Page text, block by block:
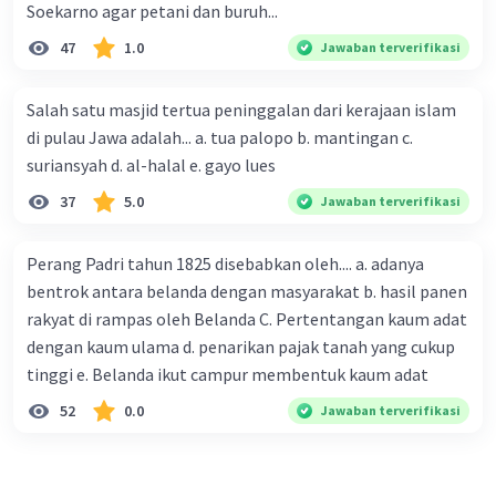
Iklan
28 September 2023 23:39
Jawaban terverifikasi
baik yang muda, hingga kalangan dewasa. Adanya
ketidaksetaraan ekonomi dapat menyebabkan
terjadinya korupsi, karena kurangnya kesadaran akan
etika dan moral juga dapat menuebabkan korupsi
merajalela.
Beri Rating · 0.0( ) Balas
Soekarno agar petani dan buruh...
47 1.0 Jawaban terverifikasi
Salah satu masjid tertua peninggalan dari kerajaan islam
di pulau Jawa adalah... a. tua palopo b. mantingan c.
suriansyah d. al-halal e. gayo lues
37 5.0 Jawaban terverifikasi
Perang Padri tahun 1825 disebabkan oleh.... a. adanya
bentrok antara belanda dengan masyarakat b. hasil panen
rakyat di rampas oleh Belanda C. Pertentangan kaum adat
dengan kaum ulama d. penarikan pajak tanah yang cukup
tinggi e. Belanda ikut campur membentuk kaum adat
52 0.0 Jawaban terverifikasi